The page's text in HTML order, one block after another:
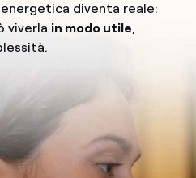
diventa reale:
viverla in modo utile,